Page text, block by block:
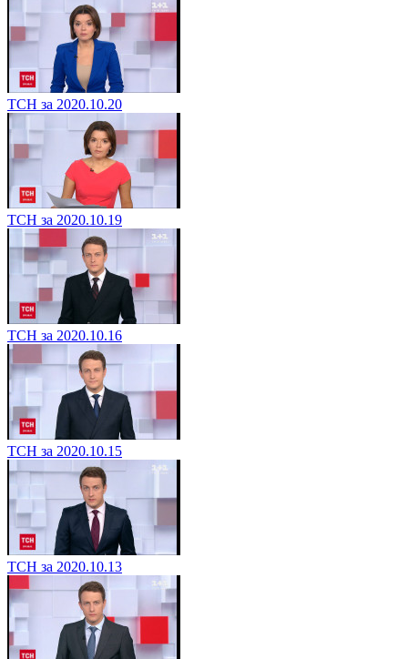
ТСН за 2020.10.20
ТСН за 2020.10.19
ТСН за 2020.10.16
ТСН за 2020.10.15
ТСН за 2020.10.13